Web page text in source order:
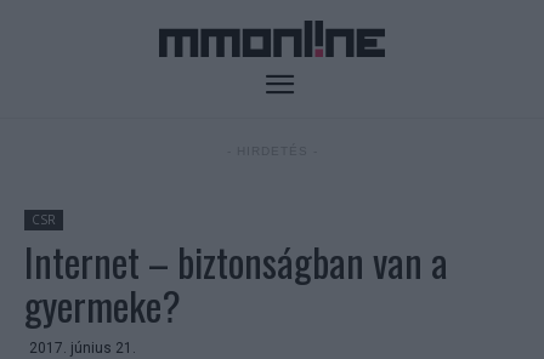
CSR
Internet – biztonságban van a
gyermeke?
2017. június 21.